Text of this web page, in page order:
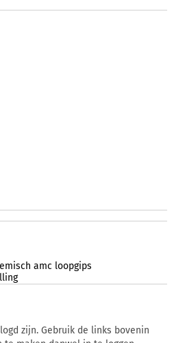
amc loopgips
zijn. Gebruik de links bovenin